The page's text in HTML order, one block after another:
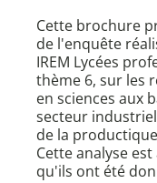
Cette brochure
de l'enquête
IREM Lycées
thème 6, sur les
en sciences aux
secteur
de la
Cette analyse
qu'ils ont été